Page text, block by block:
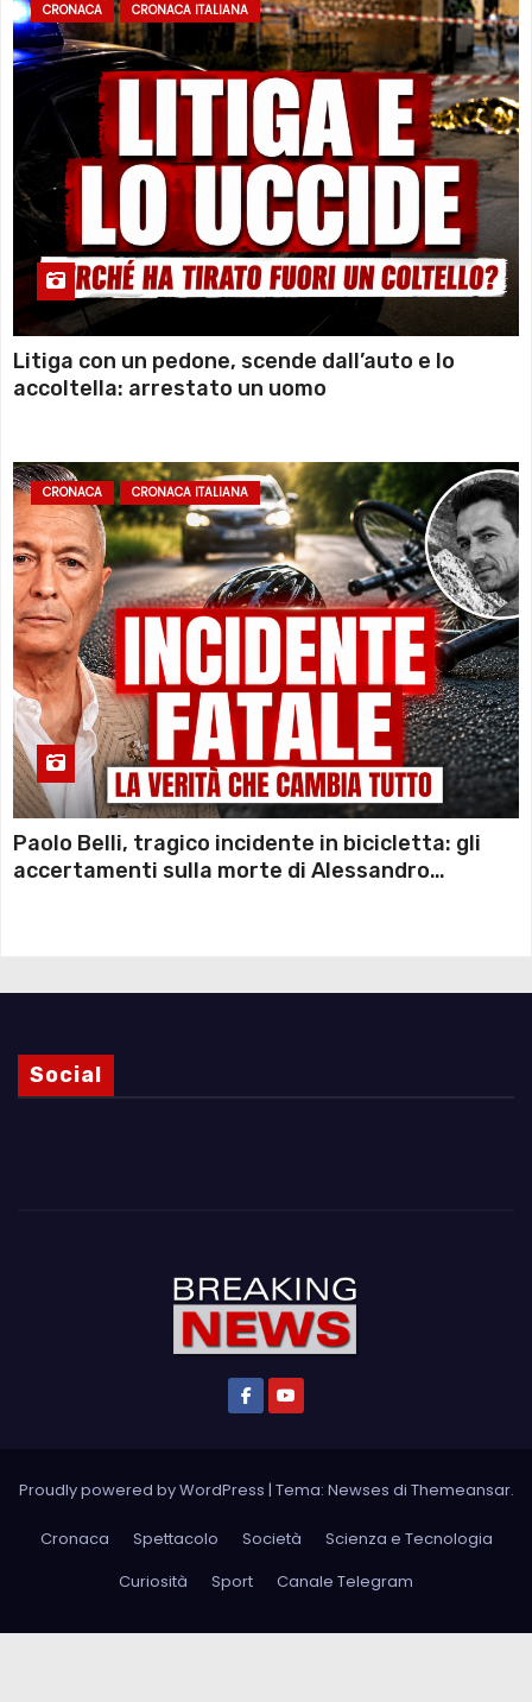
CRONACA CRONACA ITALIANA
Litiga con un pedone, scende dall’auto e lo
accoltella: arrestato un uomo
CRONACA CRONACA ITALIANA
Paolo Belli, tragico incidente in bicicletta: gli
accertamenti sulla morte di Alessandro
Social
Proudly powered by WordPress | Tema: Newses di Themeansar.
Cronaca Spettacolo Società
Scienza e Tecnologia
Curiosità
Sport Canale Telegram